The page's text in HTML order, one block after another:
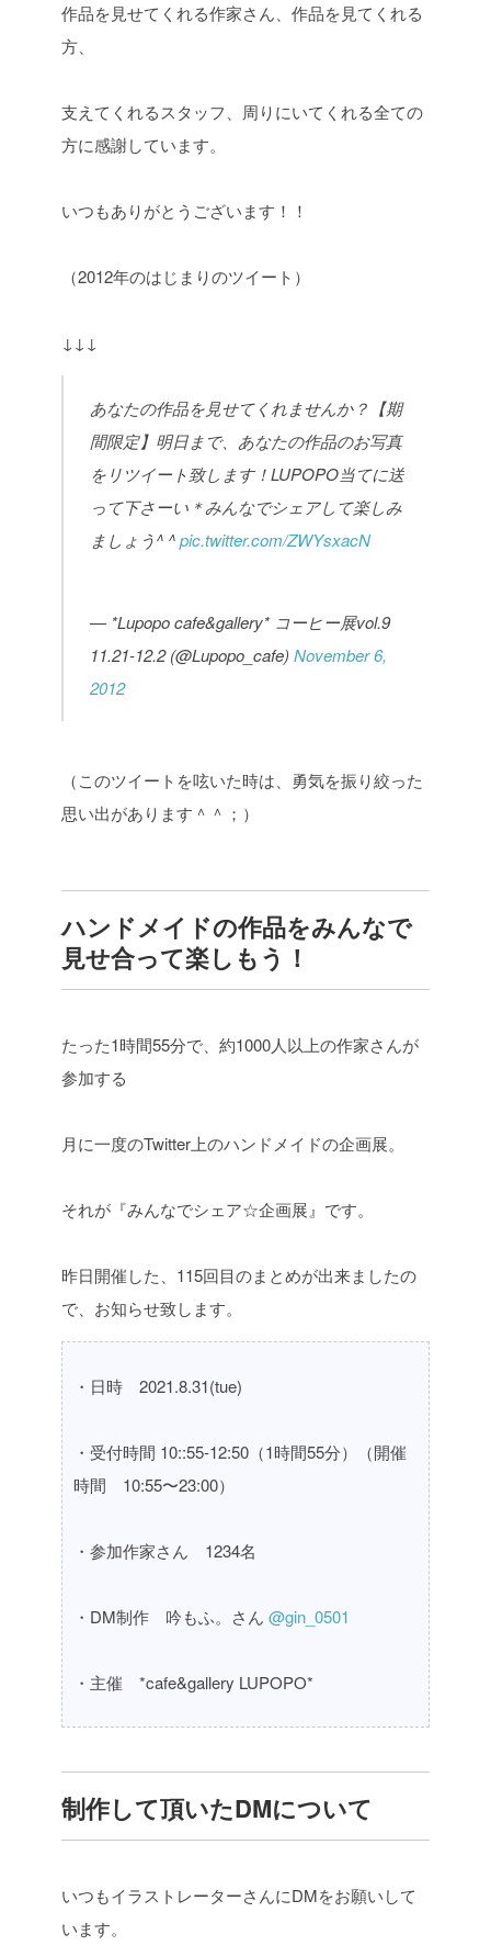
作品を見せてくれる作家さん、作品を見てくれる
方、
支えてくれるスタッフ、周りにいてくれる全ての
方に感謝しています。
いつもありがとうございます！！
（2012年のはじまりのツイート）
↓↓↓
あなたの作品を見せてくれませんか？【期
間限定】明日まで、あなたの作品のお写真
をリツイート致します！LUPOPO当てに送
って下さーい＊みんなでシェアして楽しみ
ましょう^ ^pic.twitter.com/ZWYsxacN
— *Lupopo cafe&gallery* コーヒー展vol.9
11.21-12.2 (@Lupopo_cafe) November 6,
2012
（このツイートを呟いた時は、勇気を振り絞った
思い出があります＾＾；）
ハンドメイドの作品をみんなで
見せ合って楽しもう！
たった1時間55分で、約1000人以上の作家さんが
参加する
月に一度のTwitter上のハンドメイドの企画展。
それが『みんなでシェア☆企画展』です。
昨日開催した、115回目のまとめが出来ましたの
で、お知らせ致します。
・日時 2021.8.31(tue)
・受付時間 10::55-12:50（1時間55分）（開催
時間 10:55〜23:00）
・参加作家さん 1234名
・DM制作 吟もふ。さん @gin_0501
・主催 *cafe&gallery LUPOPO*
制作して頂いたDMについて
いつもイラストレーターさんにDMをお願いして
います。